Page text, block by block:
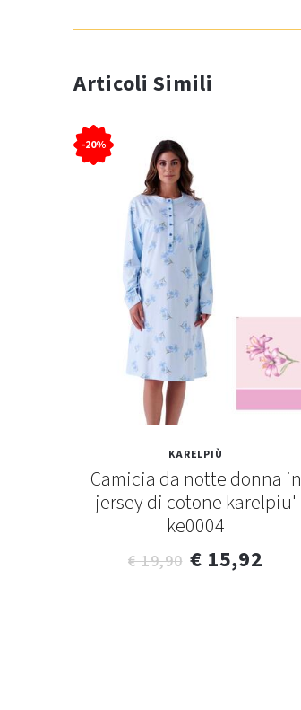
Articoli Simili
-20%
KARELPIÙ
Camicia da notte donna in
jersey di cotone karelpiu'
ke0004
€ 19,90 € 15,92